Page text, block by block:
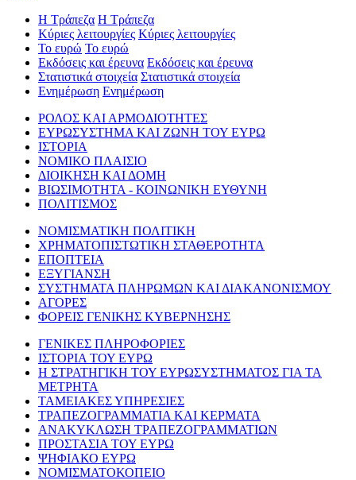
Η Τράπεζα Η Τράπεζα
Κύριες λειτουργίες Κύριες λειτουργίες
Το ευρώ Το ευρώ
Εκδόσεις και έρευνα Εκδόσεις και έρευνα
Στατιστικά στοιχεία Στατιστικά στοιχεία
Ενημέρωση Ενημέρωση
ΡΟΛΟΣ ΚΑΙ ΑΡΜΟΔΙΟΤΗΤΕΣ
ΕΥΡΩΣΥΣΤΗΜΑ ΚΑΙ ΖΩΝΗ ΤΟΥ ΕΥΡΩ
ΙΣΤΟΡΙΑ
ΝΟΜΙΚΟ ΠΛΑΙΣΙΟ
ΔΙΟΙΚΗΣΗ ΚΑΙ ΔΟΜΗ
ΒΙΩΣΙΜΟΤΗΤΑ - ΚΟΙΝΩΝΙΚΗ ΕΥΘΥΝΗ
ΠΟΛΙΤΙΣΜΟΣ
ΝΟΜΙΣΜΑΤΙΚΗ ΠΟΛΙΤΙΚΗ
ΧΡΗΜΑΤΟΠΙΣΤΩΤΙΚΗ ΣΤΑΘΕΡΟΤΗΤΑ
ΕΠΟΠΤΕΙΑ
ΕΞΥΓΙΑΝΣΗ
ΣΥΣΤΗΜΑΤΑ ΠΛΗΡΩΜΩΝ ΚΑΙ ΔΙΑΚΑΝΟΝΙΣΜΟΥ
ΑΓΟΡΕΣ
ΦΟΡΕΙΣ ΓΕΝΙΚΗΣ ΚΥΒΕΡΝΗΣΗΣ
ΓΕΝΙΚΕΣ ΠΛΗΡΟΦΟΡΙΕΣ
ΙΣΤΟΡΙΑ ΤΟΥ ΕΥΡΩ
Η ΣΤΡΑΤΗΓΙΚΗ ΤΟΥ ΕΥΡΩΣΥΣΤΗΜΑΤΟΣ ΓΙΑ ΤΑ
ΜΕΤΡΗΤΑ
ΤΑΜΕΙΑΚΕΣ ΥΠΗΡΕΣΙΕΣ
ΤΡΑΠΕΖΟΓΡΑΜΜΑΤΙΑ ΚΑΙ ΚΕΡΜΑΤΑ
ΑΝΑΚΥΚΛΩΣΗ ΤΡΑΠΕΖΟΓΡΑΜΜΑΤΙΩΝ
ΠΡΟΣΤΑΣΙΑ ΤΟΥ ΕΥΡΩ
ΨΗΦΙΑΚΟ ΕΥΡΩ
ΝΟΜΙΣΜΑΤΟΚΟΠΕΙΟ